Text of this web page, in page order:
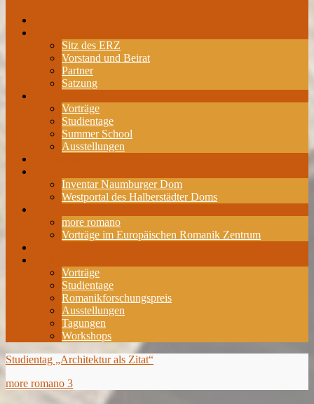
Sitz des ERZ
Vorstand und Beirat
Partner
Satzung
Vorträge
Studientage
Summer School
Ausstellungen
Inventar Naumburger Dom
Westportal des Halberstädter Doms
more romano
Vorträge im Europäischen Romanik Zentrum
Vorträge
Studientage
Romanikforschungspreis
Ausstellungen
Tagungen
Workshops
Studientag „Architektur als Zitat“
more romano 3